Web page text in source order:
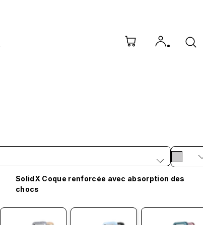
SolidX Coque renforcée avec absorption des
chocs